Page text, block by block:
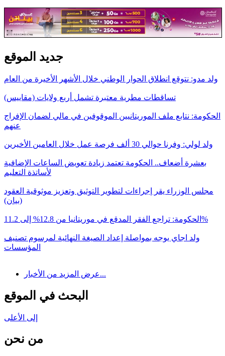
جديد الموقع
ولد مدو: نتوقع انطلاق الحوار الوطني خلال الأشهر الأخيرة من العام
تساقطات مطرية معتبرة تشمل أربع ولايات (مقاييس)
الحكومة: نتابع ملف الموريتانيين الموقوفين في مالي لضمان الإفراج
عنهم
ولد لولي: وفرنا حوالي 30 ألف فرصة عمل خلال العامين الأخيرين
بعشرة أضعاف.. الحكومة تعتمد زيادة تعويض الساعات الإضافية
لأساتذة التعليم
مجلس الوزراء يقر إجراءات لتطوير التوثيق وتعزيز موثوقية العقود
(بيان)
الحكومة: تراجع الفقر المدقع في موريتانيا من 12.8% إلى 11.2%
ولد اجاي يوجه بمواصلة إعداد الصيغة النهائية لمرسوم تصنيف
المؤسسات
عرض المزيد من الأخبار...
البحث في الموقع
إلى الأعلى
من نحن